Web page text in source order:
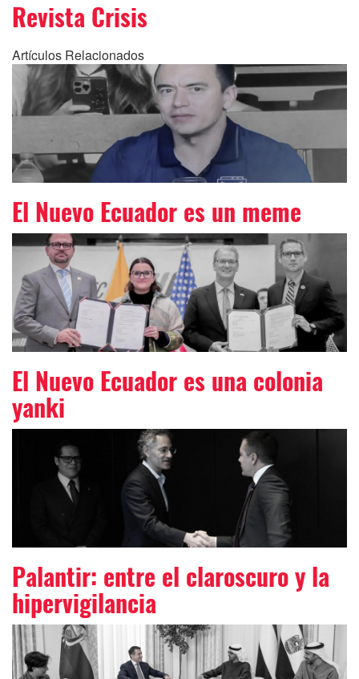
Revista Crisis
Artículos Relacionados
El Nuevo Ecuador es un meme
El Nuevo Ecuador es una colonia
yanki
Palantir: entre el claroscuro y la
hipervigilancia